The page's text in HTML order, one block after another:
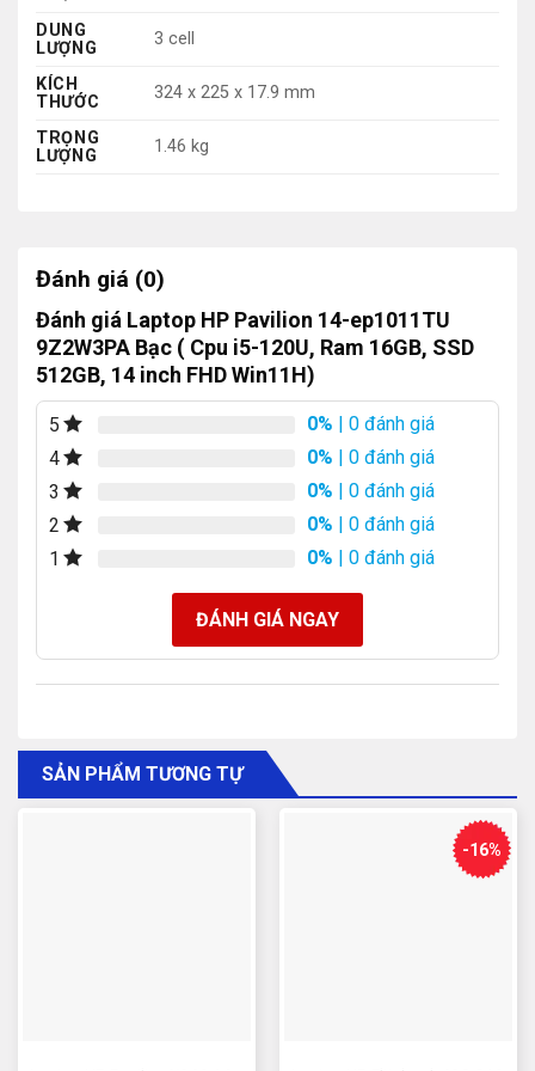
DUNG
LƯỢNG
3 cell
KÍCH
THƯỚC
324 x 225 x 17.9 mm
TRỌNG
LƯỢNG
1.46 kg
Đánh giá (0)
Đánh giá Laptop HP Pavilion 14-ep1011TU
9Z2W3PA Bạc ( Cpu i5-120U, Ram 16GB, SSD
512GB, 14 inch FHD Win11H)
5 0% | 0 đánh giá
4
0% | 0 đánh giá
3
0% | 0 đánh giá
2
0% | 0 đánh giá
1
0% | 0 đánh giá
ĐÁNH GIÁ NGAY
SẢN PHẨM TƯƠNG TỰ
-16%